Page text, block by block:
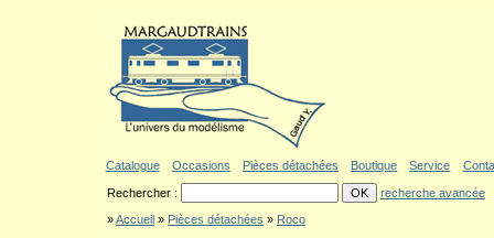
Catalogue Occasions Pièces détachées Boutique Service
Rechercher :
recherche avancée
»Accueil » Pièces détachées » Roco